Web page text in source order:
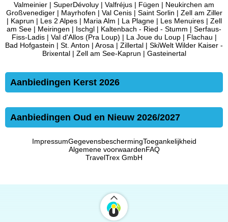
Valmeinier | SuperDévoluy | Valfréjus | Fügen | Neukirchen am
Großvenediger| Mayrhofen | Val Cenis| Saint Sorlin | Zell am Ziller
| Kaprun | Les 2 Alpes| Maria Alm | La Plagne| Les Menuires| Zell
am See | Meiringen | Ischgl | Kaltenbach - Ried - Stumm | Serfaus-
Fiss-Ladis| Val d'Allos (Pra Loup) | La Joue du Loup| Flachau |
Bad Hofgastein | St. Anton | Arosa | Zillertal | SkiWelt Wilder Kaiser -
Brixental| Zell am See-Kaprun | Gasteinertal
Aanbiedingen Kerst 2026
Aanbiedingen Oud en Nieuw 2026/2027
ImpressumGegevensbeschermingToegankelijkheid
Algemene voorwaardenFAQ
TravelTrex GmbH